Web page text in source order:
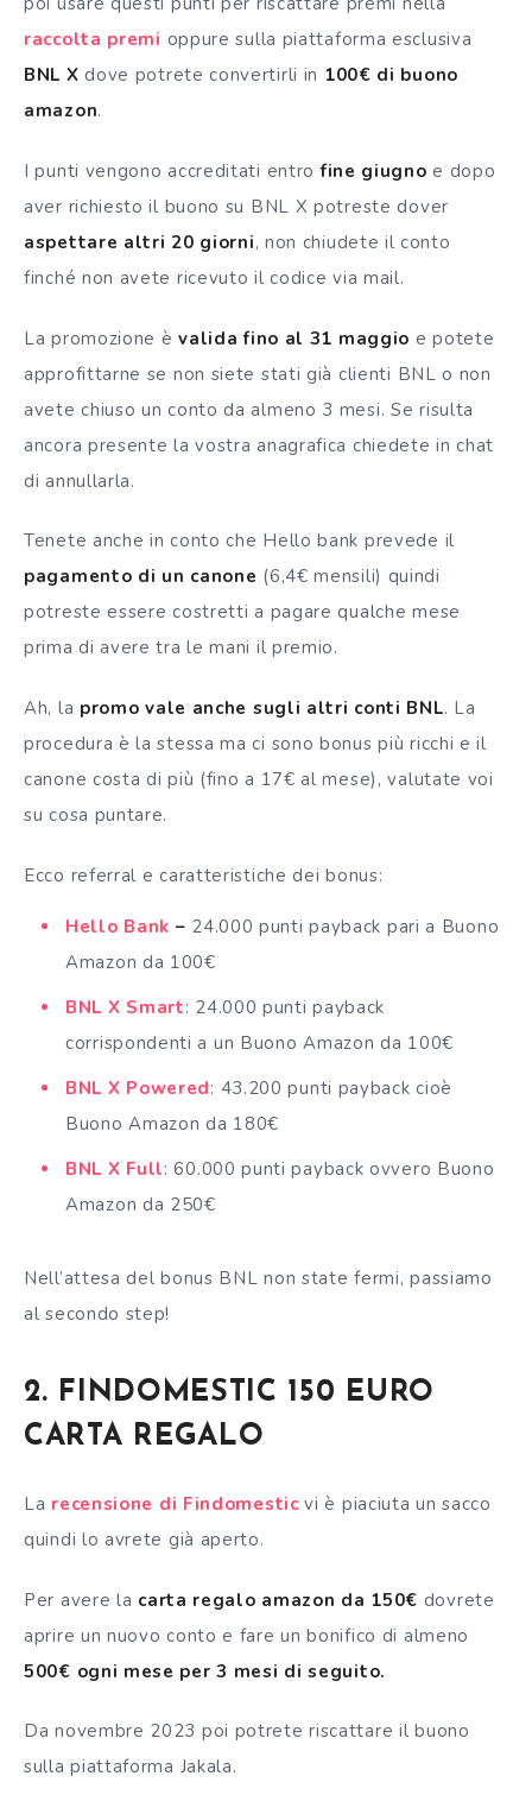
raccolta premi oppure sulla piattaforma esclusiva
BNL X dove potrete convertirli in 100€ di buono
amazon.
I punti vengono accreditati entrofine giugno e dopo
aver richiesto il buono su BNL X potreste dover
aspettare altri 20 giorni, non chiudete il conto
finché non avete ricevuto il codice via mail.
La promozione èvalida fino al 31 maggio e potete
approfittarne se non siete stati già clienti BNL o non
avete chiuso un conto da almeno 3 mesi. Se risulta
ancora presente la vostra anagrafica chiedete in chat
di annullarla.
Tenete anche in conto che Hello bank prevede il
pagamento di un canone (6,4€ mensili) quindi
potreste essere costretti a pagare qualche mese
prima di avere tra le mani il premio.
Ah, la promo vale anche sugli altri conti BNL. La
procedura è la stessa ma ci sono bonus più ricchi e il
canone costa di più (fino a 17€ al mese), valutate voi
su cosa puntare.
Ecco referral e caratteristiche dei bonus:
Hello Bank – 24.000 punti payback pari a Buono
Amazon da 100€
BNL X Smart: 24.000 punti payback
corrispondenti a un Buono Amazon da 100€
BNL X Powered: 43.200 punti payback cioè
Buono Amazon da 180€
BNL X Full: 60.000 punti payback ovvero Buono
Amazon da 250€
Nell’attesa del bonus BNL non state fermi, passiamo
al secondo step!
2. FINDOMESTIC 150 EURO
CARTA REGALO
La recensione di Findomesticvi è piaciuta un sacco
quindi lo avrete già aperto.
Per avere la carta regalo amazon da 150€ dovrete
aprire un nuovo conto e fare un bonifico di almeno
500€ ogni mese per 3 mesi di seguito.
Da novembre 2023 poi potrete riscattare il buono
sulla piattaforma Jakala.